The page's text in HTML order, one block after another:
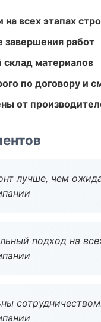
на всех этапах
завершения работ
материалов
по договору и
от
лучше, чем
подход на